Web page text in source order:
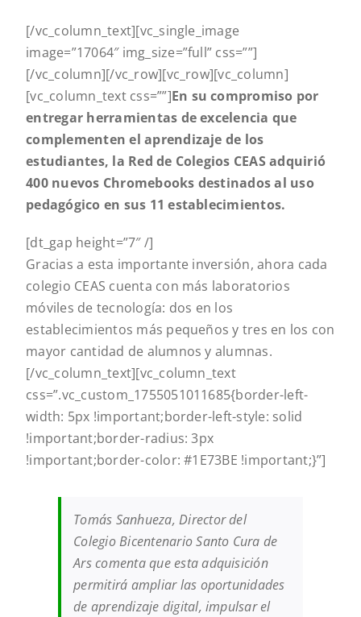
[/vc_column_text][vc_single_image
image=”17064″ img_size=”full” css=””]
[/vc_column][/vc_row][vc_row][vc_column]
[vc_column_text css=””]En su compromiso por
entregar herramientas de excelencia que
complementen el aprendizaje de los
estudiantes, la Red de Colegios CEAS adquirió
400 nuevos Chromebooks destinados al uso
pedagógico en sus 11 establecimientos.
[dt_gap height=”7″ /]
Gracias a esta importante inversión, ahora cada
colegio CEAS cuenta con más laboratorios
móviles de tecnología: dos en los
establecimientos más pequeños y tres en los con
mayor cantidad de alumnos y alumnas.
[/vc_column_text][vc_column_text
css=”.vc_custom_1755051011685{border-left-
width: 5px !important;border-left-style: solid
!important;border-radius: 3px
!important;border-color: #1E73BE !important;}”]
Tomás Sanhueza, Director del
Colegio Bicentenario Santo Cura de
Ars comenta que esta adquisición
permitirá ampliar las oportunidades
de aprendizaje digital, impulsar el